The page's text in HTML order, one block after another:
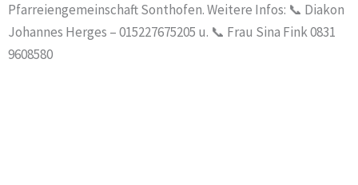
Pfarreiengemeinschaft Sonthofen. Weitere Infos: 📞 Diakon
Johannes Herges – 015227675205 u. 📞 Frau Sina Fink 0831
9608580